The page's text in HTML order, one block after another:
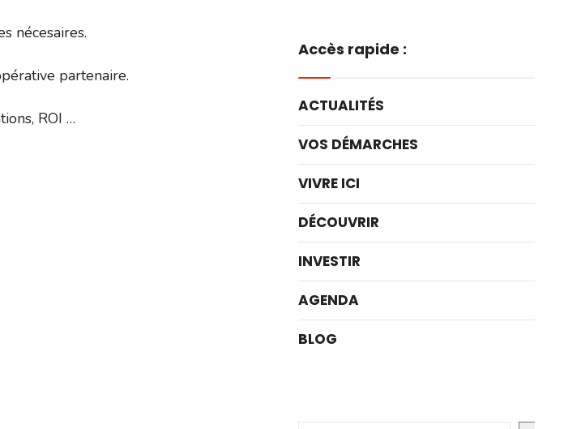
nécesaires.
partenaire.
ROI …
Accès rapide :
ACTUALITÉS
VOS DÉMARCHES
VIVRE ICI
DÉCOUVRIR
INVESTIR
AGENDA
BLOG